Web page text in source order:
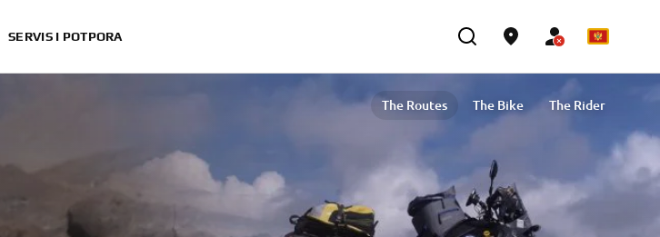
SERVIS I POTPORA
The Routes The Bike The Rider